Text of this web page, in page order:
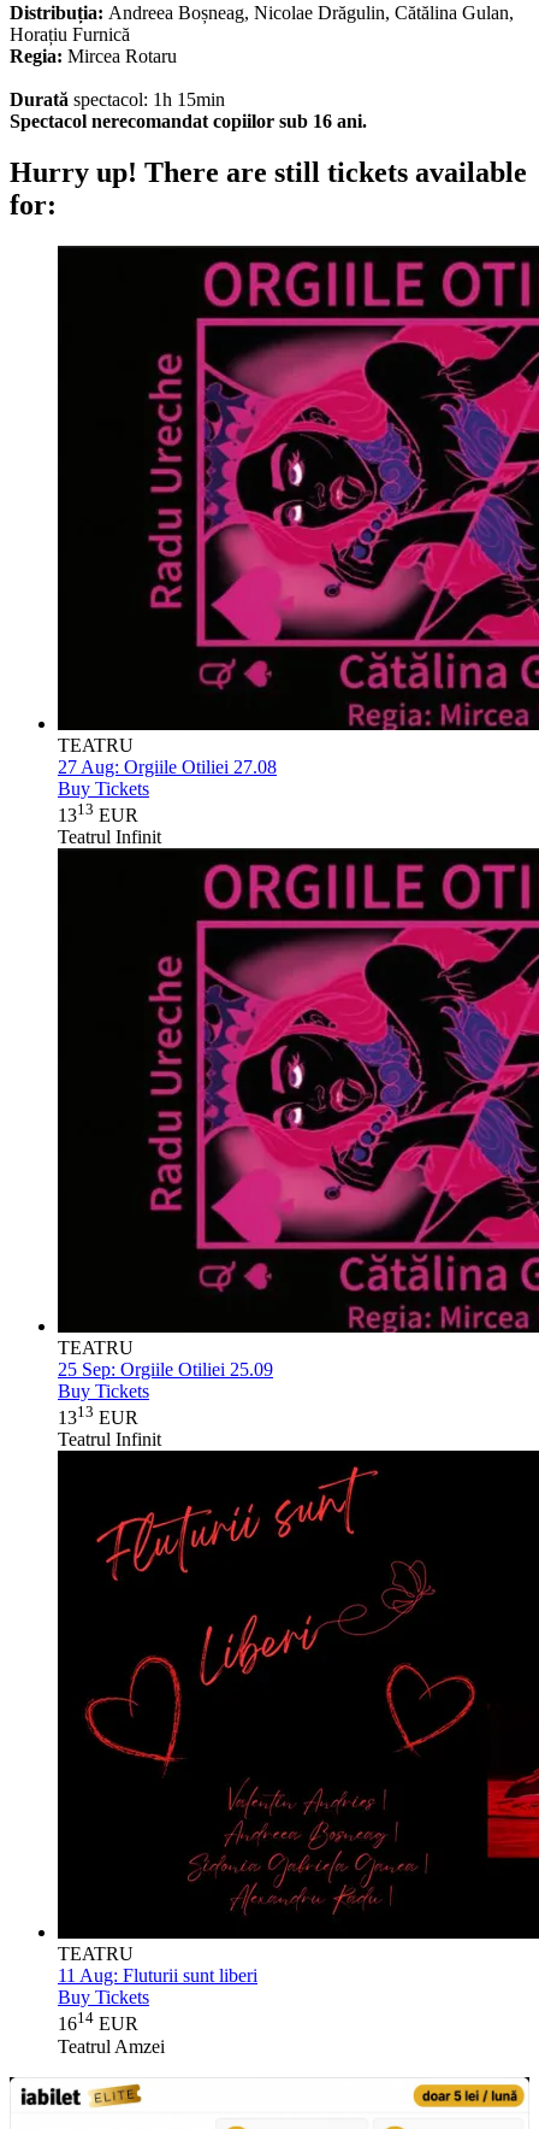
Distribuția: Andreea Boșneag, Nicolae Drăgulin, Cătălina Gulan,
Horațiu Furnică
Regia: Mircea Rotaru
Durată spectacol: 1h 15min
Spectacol nerecomandat copiilor sub 16 ani.
Hurry up! There are still tickets available
for:
TEATRU
27 Aug: Orgiile Otiliei 27.08
Buy Tickets
1313 EUR
Teatrul Infinit
TEATRU
25 Sep: Orgiile Otiliei 25.09
Buy Tickets
1313 EUR
Teatrul Infinit
TEATRU
11 Aug: Fluturii sunt liberi
Buy Tickets
1614 EUR
Teatrul Amzei